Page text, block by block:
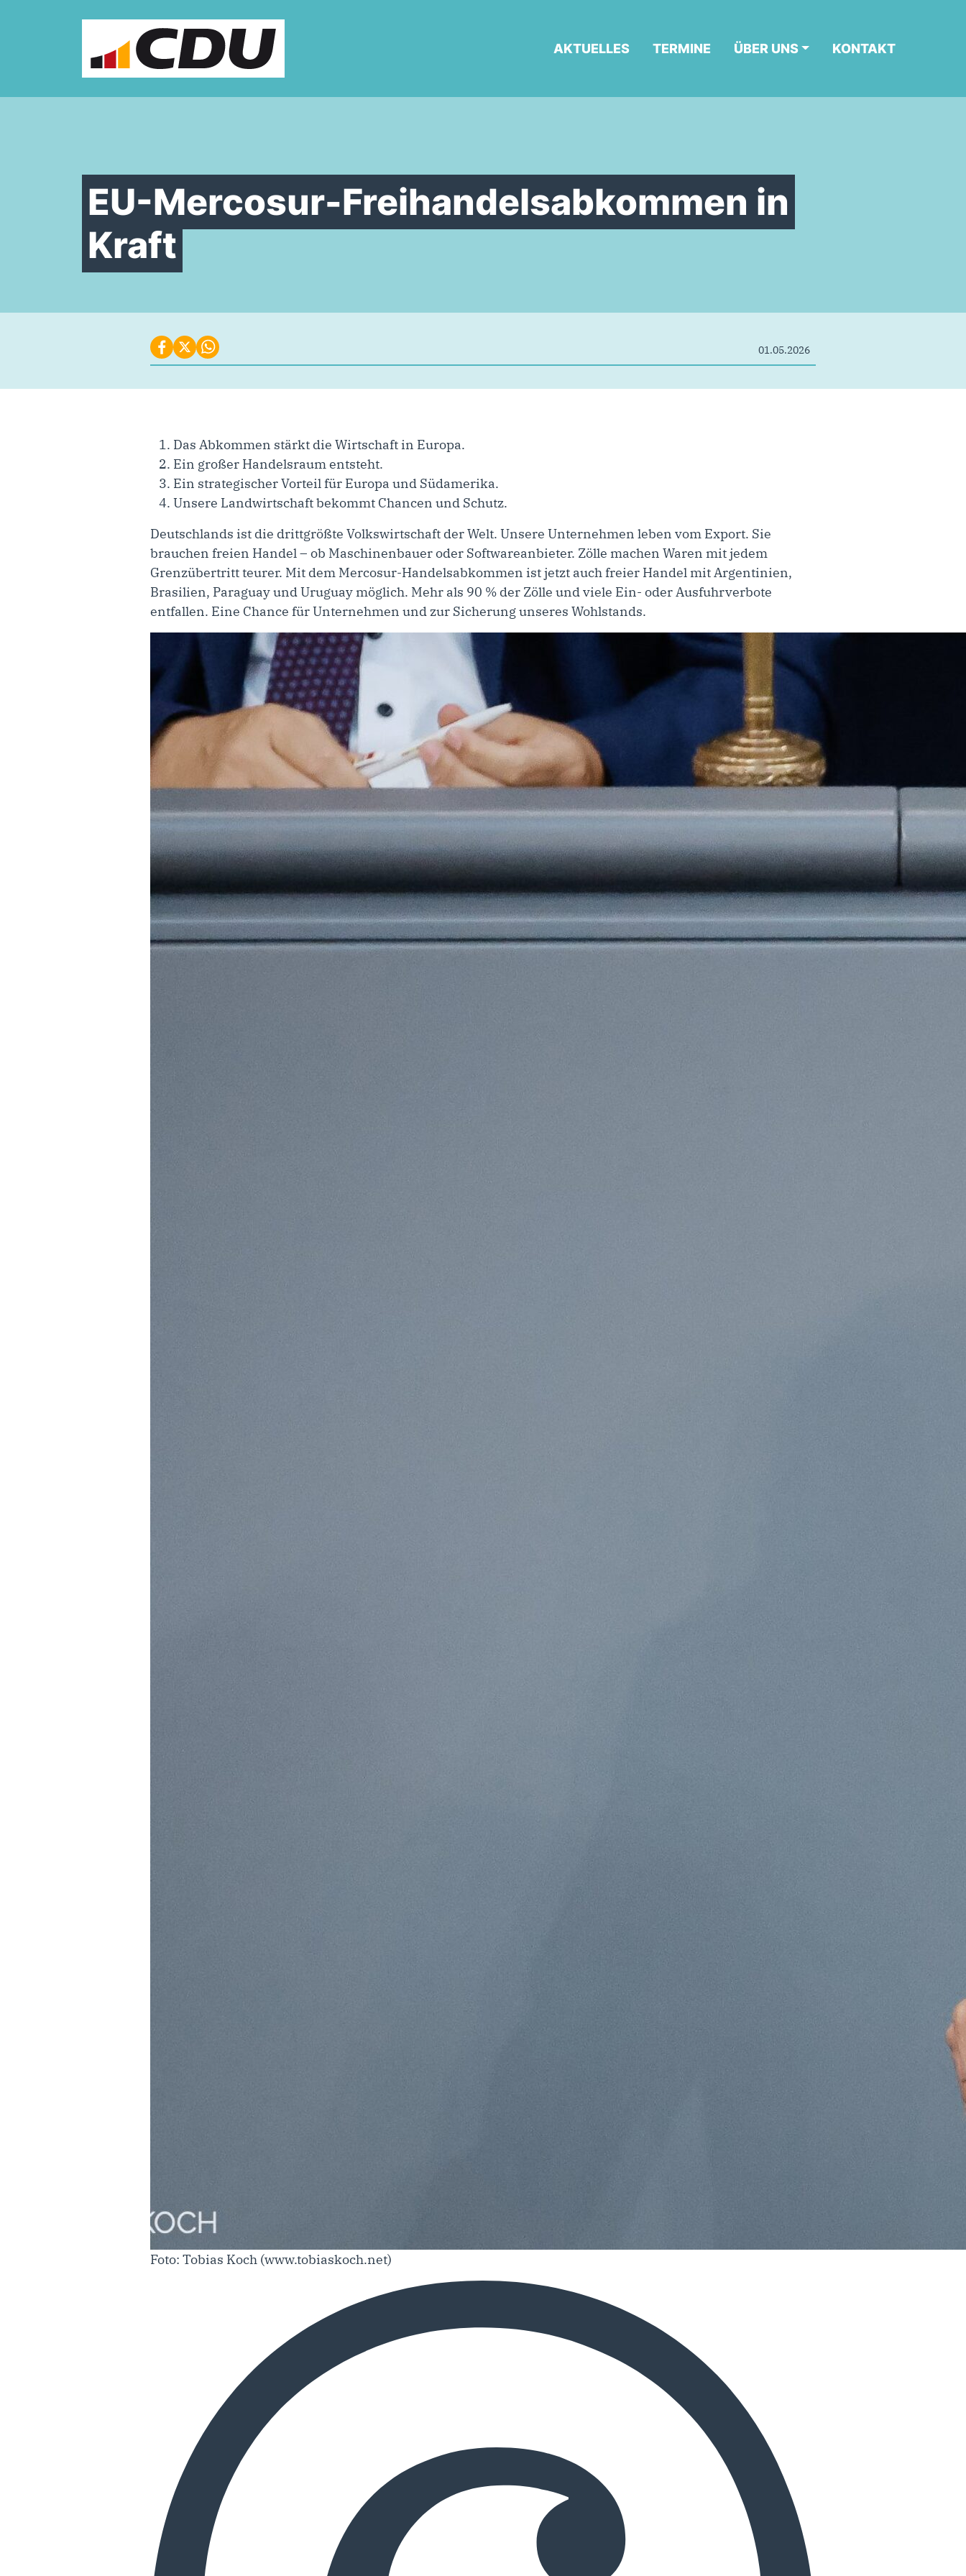
AKTUELLES TERMINE ÜBER UNS KONTAKT
EU-Mercosur-Freihandelsabkommen in
Kraft
01.05.2026
Das Abkommen stärkt die Wirtschaft in Europa.
Ein großer Handelsraum entsteht.
Ein strategischer Vorteil für Europa und Südamerika.
Unsere Landwirtschaft bekommt Chancen und Schutz.
Deutschlands ist die drittgrößte Volkswirtschaft der Welt. Unsere Unternehmen leben vom Export. Sie
brauchen freien Handel – ob Maschinenbauer oder Softwareanbieter. Zölle machen Waren mit jedem
Grenzübertritt teurer. Mit dem Mercosur-Handelsabkommen ist jetzt auch freier Handel mit Argentinien,
Brasilien, Paraguay und Uruguay möglich. Mehr als 90 % der Zölle und viele Ein- oder Ausfuhrverbote
entfallen. Eine Chance für Unternehmen und zur Sicherung unseres Wohlstands.
Foto: Tobias Koch (www.tobiaskoch.net)